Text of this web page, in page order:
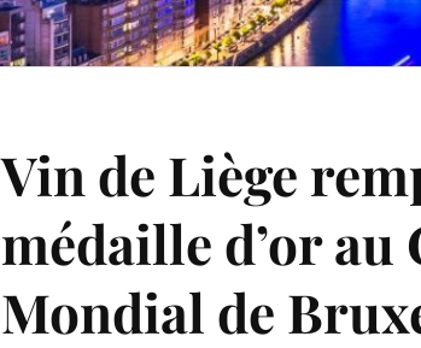
Vin de Liège
médaille d’or au
Mondial de